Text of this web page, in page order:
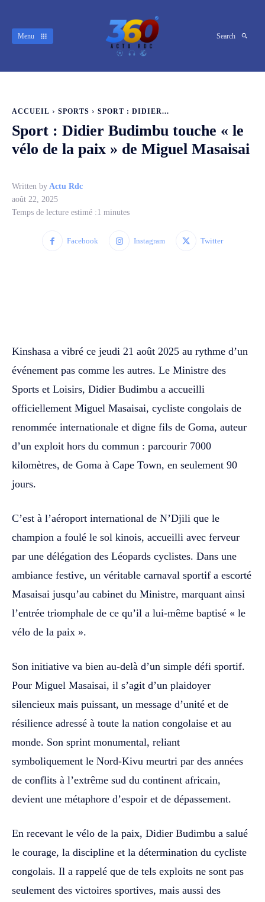
Menu Search
ACCUEIL SPORTS SPORT : DIDIER...
Sport : Didier Budimbu touche « le
vélo de la paix » de Miguel Masaisai
Written by Actu Rdc
août 22, 2025
Temps de lecture estimé :1 minutes
Facebook Instagram Twitter
Kinshasa a vibré ce jeudi 21 août 2025 au rythme d’un
événement pas comme les autres. Le Ministre des
Sports et Loisirs, Didier Budimbu a accueilli
officiellement Miguel Masaisai, cycliste congolais de
renommée internationale et digne fils de Goma, auteur
d’un exploit hors du commun : parcourir 7000
kilomètres, de Goma à Cape Town, en seulement 90
jours.
C’est à l’aéroport international de N’Djili que le
champion a foulé le sol kinois, accueilli avec ferveur
par une délégation des Léopards cyclistes. Dans une
ambiance festive, un véritable carnaval sportif a escorté
Masaisai jusqu’au cabinet du Ministre, marquant ainsi
l’entrée triomphale de ce qu’il a lui-même baptisé « le
vélo de la paix ».
Son initiative va bien au-delà d’un simple défi sportif.
Pour Miguel Masaisai, il s’agit d’un plaidoyer
silencieux mais puissant, un message d’unité et de
résilience adressé à toute la nation congolaise et au
monde. Son sprint monumental, reliant
symboliquement le Nord-Kivu meurtri par des années
de conflits à l’extrême sud du continent africain,
devient une métaphore d’espoir et de dépassement.
En recevant le vélo de la paix, Didier Budimbu a salué
le courage, la discipline et la détermination du cycliste
congolais. Il a rappelé que de tels exploits ne sont pas
seulement des victoires sportives, mais aussi des